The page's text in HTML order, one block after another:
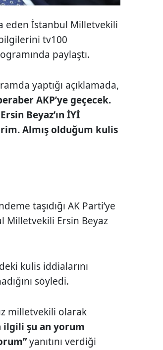
eden İstanbul Milletvekili
tv100
paylaştı.
yaptığı açıklamada,
AKP’ye geçecek.
Beyaz’ın İYİ
Almış olduğum kulis
taşıdığı AK Parti’ye
Milletvekili Ersin Beyaz
kulis iddialarını
söyledi.
milletvekili olarak
ilgili şu an yorum
yanıtını verdiği